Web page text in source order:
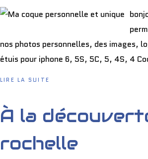
nos photos personnelles, des images,
étuis pour iphone 6, 5S, 5C, 5, 4S, 4
LIRE LA SUITE
À la
rochelle